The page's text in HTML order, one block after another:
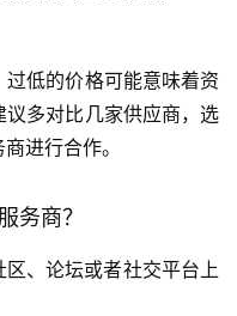
低的价格可能意味着资
多对比几家供应商，选
进行合作。
务商？
、论坛或者社交平台上